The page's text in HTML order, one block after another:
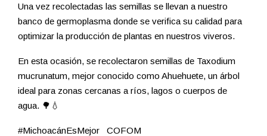
Una vez recolectadas las semillas se llevan a nuestro
banco de germoplasma donde se verifica su calidad para
optimizar la producción de plantas en nuestros viveros.
En esta ocasión, se recolectaron semillas de Taxodium
mucrunatum, mejor conocido como Ahuehuete, un árbol
ideal para zonas cercanas a ríos, lagos o cuerpos de
agua. 🌳💧
#MichoacánEsMejor COFOM